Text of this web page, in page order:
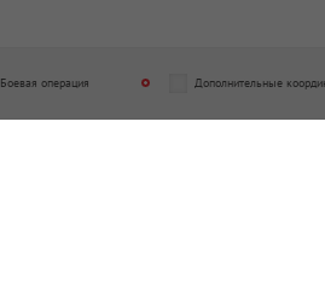
Боевая операция Дополнительные